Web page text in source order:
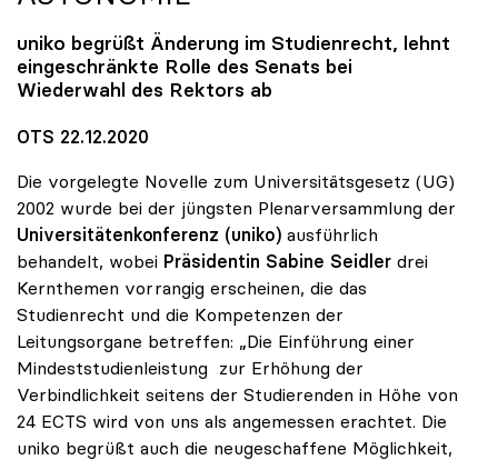
uniko begrüßt Änderung im Studienrecht, lehnt
eingeschränkte Rolle des Senats bei
Wiederwahl des Rektors ab
OTS 22.12.2020
Die vorgelegte Novelle zum Universitätsgesetz (UG)
2002 wurde bei der jüngsten Plenarversammlung der
Universitätenkonferenz (uniko) ausführlich
behandelt, wobei Präsidentin Sabine Seidler drei
Kernthemen vorrangig erscheinen, die das
Studienrecht und die Kompetenzen der
Leitungsorgane betreffen: „Die Einführung einer
Mindeststudienleistung zur Erhöhung der
Verbindlichkeit seitens der Studierenden in Höhe von
24 ECTS wird von uns als angemessen erachtet. Die
uniko begrüßt auch die neugeschaffene Möglichkeit,